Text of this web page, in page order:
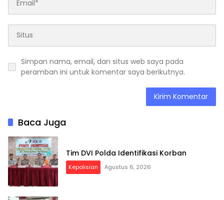
Simpan nama, email, dan situs web saya pada
peramban ini untuk komentar saya berikutnya.
Baca Juga
Tim DVI Polda Identifikasi Korban
Kepolisian Agustus 6, 2026